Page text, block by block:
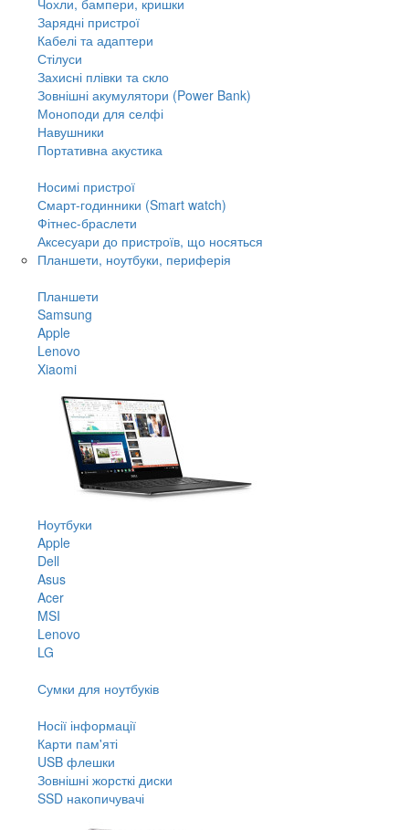
Зарядні пристрої
Кабелі та адаптери
Стілуси
Захисні плівки та скло
Зовнішні акумулятори (Power Bank)
Моноподи для селфі
Навушники
Портативна акустика
Носимі пристрої
Смарт-годинники (Smart watch)
Фітнес-браслети
Аксесуари до пристроїв, що носяться
Планшети, ноутбуки, периферія
Планшети
Samsung
Apple
Lenovo
Xiaomi
Ноутбуки
Apple
Dell
Asus
Acer
MSI
Lenovo
LG
Сумки для ноутбуків
Носії інформації
Карти пам'яті
USB флешки
Зовнішні жорсткі диски
SSD накопичувачі